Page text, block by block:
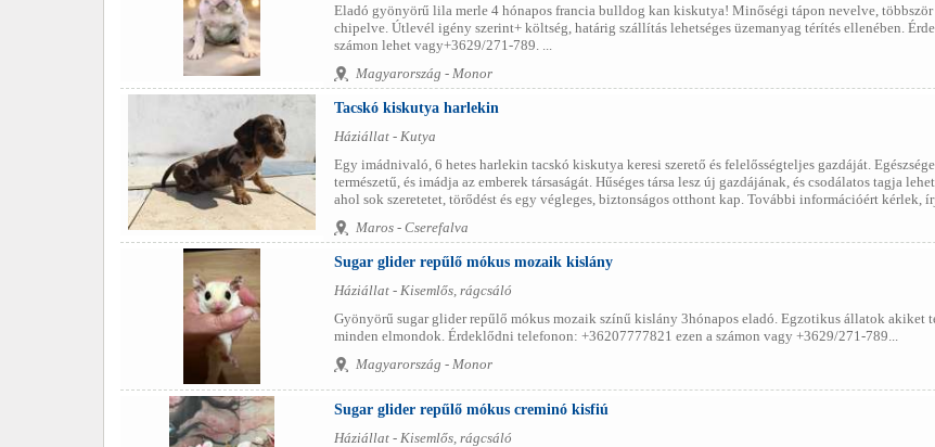
Eladó gyönyörű lila merle 4 hónapos francia bulldog kan kiskutya! Minőségi tápon nevelve, többször
chipelve. Útlevél igény szerint+ költség, határig szállítás lehetséges üzemanyag térítés ellenében.
számon lehet vagy+3629/271-789. ...
Magyarország - Monor
Tacskó kiskutya harlekin
Háziállat - Kutya
Egy imádnivaló, 6 hetes harlekin tacskó kiskutya keresi szerető és felelősségteljes gazdáját.
természetű, és imádja az emberek társaságát. Hűséges társa lesz új gazdájának, és csodálatos tagja
ahol sok szeretetet, törődést és egy végleges, biztonságos otthont kap. További információért kérlek,
Maros - Cserefalva
Sugar glider repűlő mókus mozaik kislány
Háziállat - Kisemlős, rágcsáló
Gyönyörű sugar glider repűlő mókus mozaik színű kislány 3hónapos eladó. Egzotikus állatok akiket
minden elmondok. Érdeklődni telefonon: +36207777821 ezen a számon vagy +3629/271-789...
Magyarország - Monor
Sugar glider repűlő mókus creminó kisfiú
Háziállat - Kisemlős, rágcsáló